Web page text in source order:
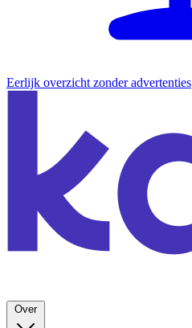
Eerlijk overzicht zonder advertenties
Over